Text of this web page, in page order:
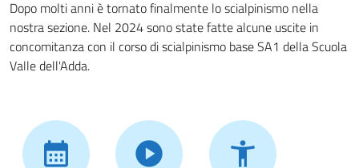
Dopo molti anni è tornato finalmente lo scialpinismo nella
nostra sezione. Nel 2024 sono state fatte alcune uscite in
concomitanza con il corso di scialpinismo base SA1 della Scuola
Valle dell'Adda.